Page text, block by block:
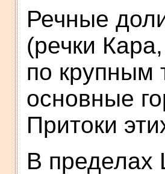
Речные
(речки
по крупным
основные
Притоки
В пределах